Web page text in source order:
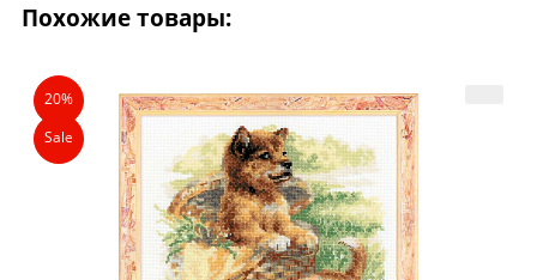
Похожие товары:
20%
Sale